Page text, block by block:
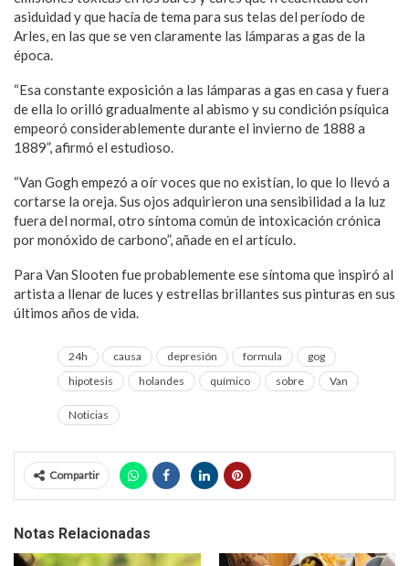
asiduidad y que hacía de tema para sus telas del período de
Arles, en las que se ven claramente las lámparas a gas de la
época.
“Esa constante exposición a las lámparas a gas en casa y fuera
de ella lo orilló gradualmente al abismo y su condición psíquica
empeoró considerablemente durante el invierno de 1888 a
1889”, afirmó el estudioso.
“Van Gogh empezó a oír voces que no existían, lo que lo llevó a
cortarse la oreja. Sus ojos adquirieron una sensibilidad a la luz
fuera del normal, otro síntoma común de intoxicación crónica
por monóxido de carbono”, añade en el artículo.
Para Van Slooten fue probablemente ese síntoma que inspiró al
artista a llenar de luces y estrellas brillantes sus pinturas en sus
últimos años de vida.
24h causa depresión formula
gog
hipotesis
holandes químico sobre Van
Noticias
Compartir
Notas Relacionadas